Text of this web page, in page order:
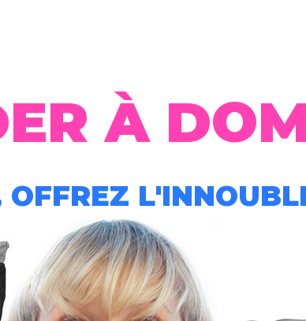
À
OFFREZ